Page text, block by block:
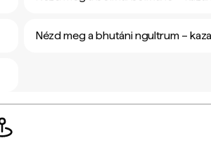
Nézd meg a bhutáni ngultrum –